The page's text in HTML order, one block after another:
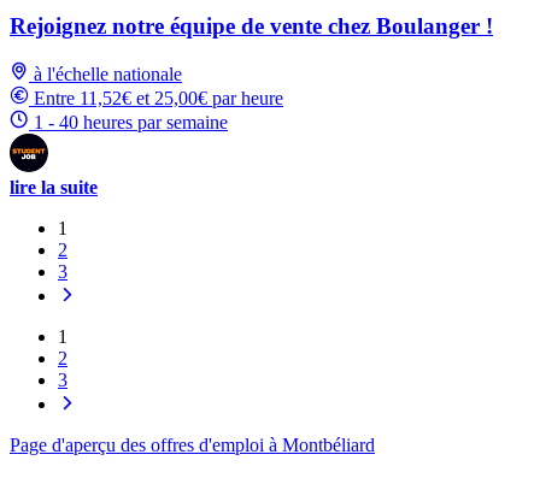
Rejoignez notre équipe de vente chez Boulanger !
à l'échelle nationale
Entre 11,52€ et 25,00€ par heure
1 - 40 heures par semaine
lire la suite
1
2
3
1
2
3
Page d'aperçu des offres d'emploi à Montbéliard